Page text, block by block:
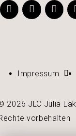
Impressum
2026 JLC Julia
vorbehalten